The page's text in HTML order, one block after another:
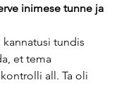
inimese tunne ja
kannatusi tundis
et tema
all. Ta oli